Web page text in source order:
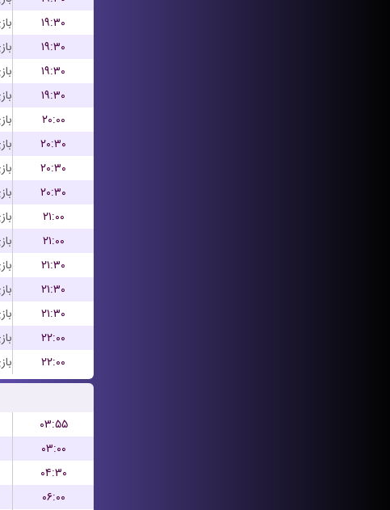
۱۹:۳۰
۱۹:۳۰
۱۹:۳۰
۱۹:۳۰
۲۰:۰۰
۲۰:۳۰
۲۰:۳۰
۲۰:۳۰
۲۱:۰۰
۲۱:۰۰
۲۱:۳۰
۲۱:۳۰
۲۱:۳۰
۲۲:۰۰
۲۲:۰۰
۰۳:۵۵
۰۳:۰۰
۰۴:۳۰
۰۶:۰۰